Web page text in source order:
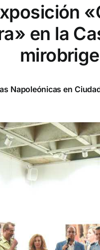
en la
Napoleónicas en